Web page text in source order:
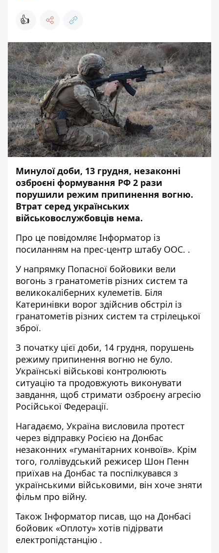
👍
Минулої доби, 13 грудня, незаконні
озброєні формування РФ 2 рази
порушили режим припинення вогню.
Втрат серед українських
військовослужбовців нема.
Про це повідомляє Інформатор із
посиланням на прес-центр штабу ООС. .
У напрямку Попасної бойовики вели
вогонь з гранатометів різних систем та
великокаліберних кулеметів. Біля
Катеринівки ворог здійснив обстріл із
гранатометів різних систем та стрілецької
зброї.
З початку цієї доби, 14 грудня, порушень
режиму припинення вогню не було.
Українські військові контролюють
ситуацію та продовжують виконувати
завдання, щоб стримати озброєну агресію
Російської Федерації.
Нагадаємо, Україна висловила протест
через відправку Росією на Донбас
незаконних «гуманітарних конвоїв». Крім
того, голлівудський режисер Шон Пенн
приїхав на Донбас та поспілкувався з
українськими військовими, він хоче зняти
фільм про війну.
Також Інформатор писав, що на Донбасі
бойовик «Оплоту» хотів підірвати
електропідстанцію .